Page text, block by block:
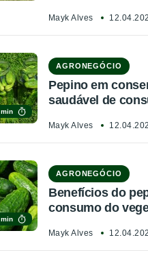
Mayk Alves
AGRONEGÓCIO
Pepino em
saudável de
Mayk Alves
AGRONEGÓCIO
Benefícios do
consumo do
Mayk Alves